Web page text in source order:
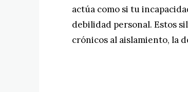
actúa como si tu
debilidad personal. Estos
crónicos al aislamiento, la